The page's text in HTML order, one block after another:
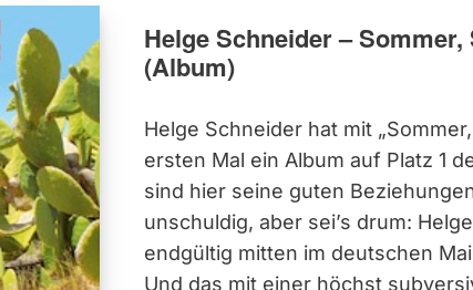
Helge Schneider –
(Album)
Helge Schneider hat mit
ersten Mal ein Album auf Platz 1
sind hier seine guten
unschuldig, aber sei’s drum:
endgültig mitten im deutschen
Und das mit einer höchst